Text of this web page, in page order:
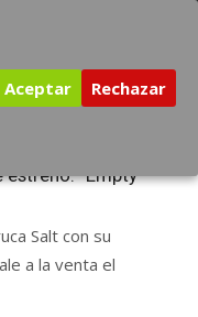
estreno: “Empty
Salt con su
a la venta el
Aceptar Rechazar